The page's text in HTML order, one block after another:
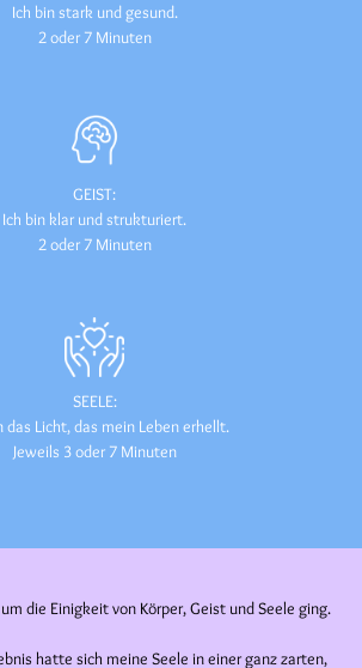
Ich bin stark und gesund.
2 oder 7 Minuten
GEIST:
Ich bin klar und strukturiert.
2 oder 7 Minuten
SEELE:
das Licht, das mein Leben erhellt.
Jeweils 3 oder 7 Minuten
die Einigkeit von Körper, Geist und Seele ging.
hatte sich meine Seele in einer ganz zarten,